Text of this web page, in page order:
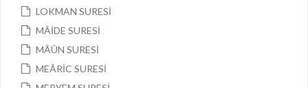
LOKMAN SURESİ
MÂİDE SURESİ
MÂÛN SURESİ
MEÂRİC SURESİ